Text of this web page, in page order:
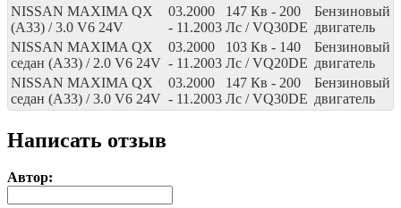
NISSAN MAXIMA QX
(A33) / 3.0 V6 24V
03.2000
- 11.2003
147 Кв - 200
Лс / VQ30DE
Бензиновый
двигатель
NISSAN MAXIMA QX
седан (A33) / 2.0 V6 24V
03.2000
- 11.2003
103 Кв - 140
Лс / VQ20DE
Бензиновый
двигатель
NISSAN MAXIMA QX
седан (A33) / 3.0 V6 24V
03.2000
- 11.2003
147 Кв - 200
Лс / VQ30DE
Бензиновый
двигатель
Написать отзыв
Автор: